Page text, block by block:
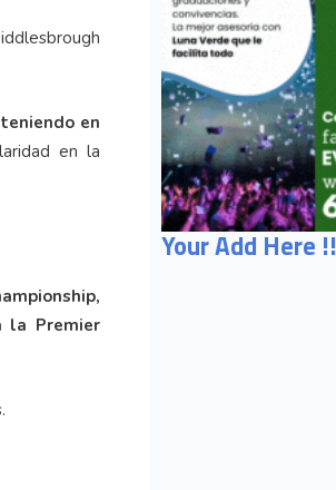
Your Add Here !!
teniendo en
en la
la Premier